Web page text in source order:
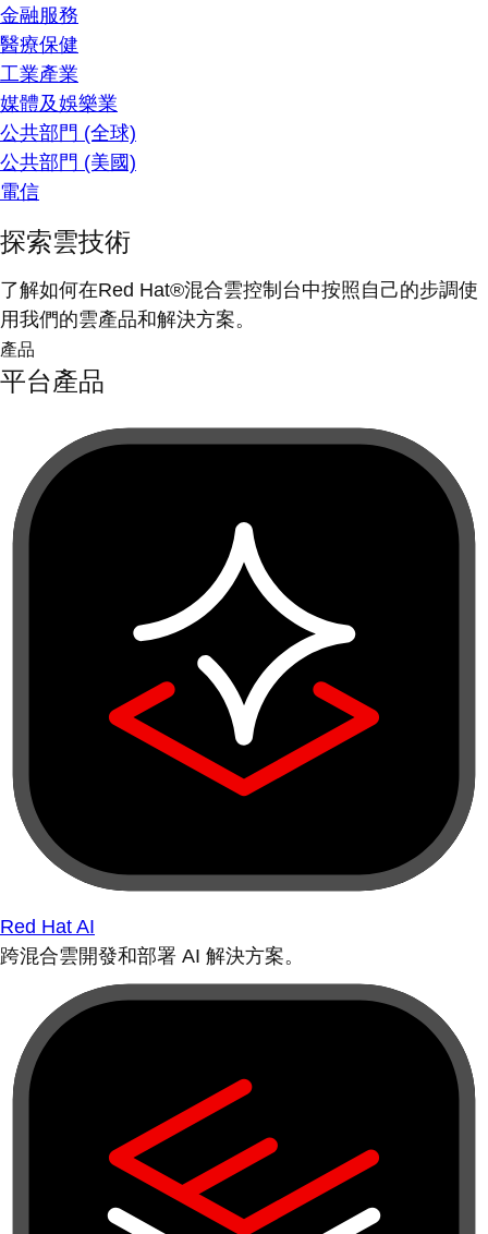
金融服務
醫療保健
工業產業
媒體及娛樂業
公共部門 (全球)
公共部門 (美國)
電信
探索雲技術
了解如何在Red Hat®混合雲控制台中按照自己的步調使
用我們的雲產品和解決方案。
產品
平台產品
Red Hat AI
跨混合雲開發和部署 AI 解決方案。